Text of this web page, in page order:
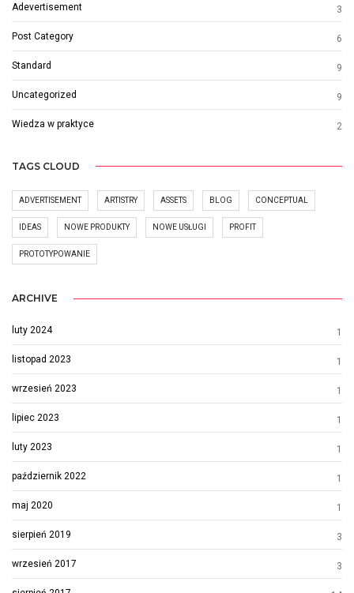
Adevertisement 3
Post Category 6
Standard 9
Uncategorized 9
Wiedza w praktyce 2
TAGS CLOUD
ADVERTISEMENT ARTISTRY ASSETS BLOG CONCEPTUAL
IDEAS NOWE PRODUKTY NOWE USŁUGI PROFIT
PROTOTYPOWANIE
ARCHIVE
luty 2024 1
listopad 2023 1
wrzesień 2023 1
lipiec 2023 1
luty 2023 1
październik 2022 1
maj 2020 1
sierpień 2019 3
wrzesień 2017 3